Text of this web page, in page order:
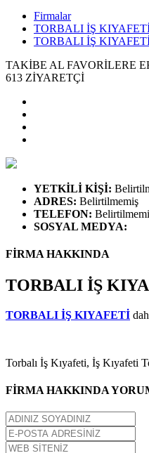
Firmalar
TORBALI İŞ
TORBALI İŞ
TAKİBE AL FAVORİLERE
613 ZİYARETÇİ
YETKİLİ KİŞİ:
ADRES: Belirtilmemiş
TELEFON:
SOSYAL MEDYA:
FİRMA HAKKINDA
TORBALI İŞ
TORBALI İŞ KIYAFETİ
Torbalı İş Kıyafeti, İş Kıyafeti
FİRMA HAKKINDA